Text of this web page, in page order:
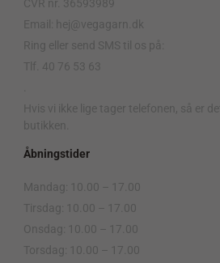
CVR nr. 36593989
Email: hej@vegagarn.dk
Ring eller send SMS til os på:
Tlf. 40 76 53 63
Hvis vi ikke lige tager telefonen, så er
butikken.
Åbningstider
Mandag: 10.00 – 17.00
Tirsdag: 10.00 – 17.00
Onsdag: 10.00 – 17.00
Torsdag: 10.00 – 17.00